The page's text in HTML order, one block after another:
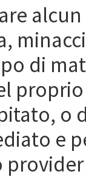
di
o
e